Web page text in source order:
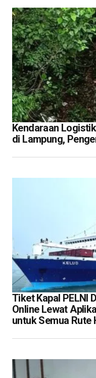
Kendaraan
di Lampung,
Tiket Kapal PELNI
Online Lewat
untuk Semua Rute